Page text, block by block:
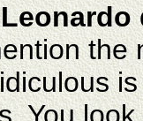
Leonardo
the